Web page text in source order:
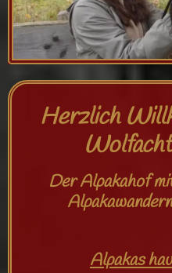
Herzlich
Der Alpakahof
Alpakas